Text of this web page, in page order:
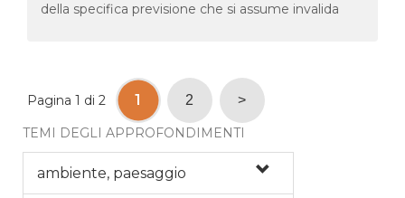
della specifica previsione che si assume invalida
Pagina 1 di 2 1 2 >
TEMI DEGLI APPROFONDIMENTI
ambiente, paesaggio